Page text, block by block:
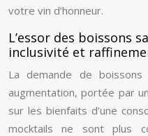
votre vin d’honneur.
L’essor des boissons
inclusivité et
La demande de
augmentation, portée par
sur les bienfaits d’une
mocktails ne sont plus